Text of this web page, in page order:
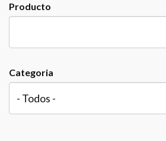
Producto
Categoria